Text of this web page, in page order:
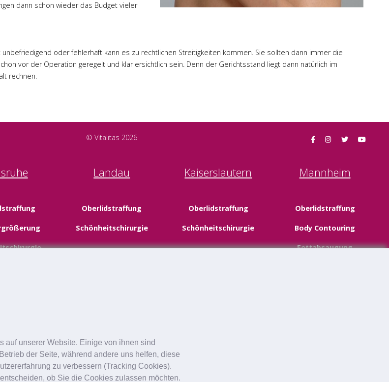
auf unserer Website. Einige von ihnen sind
der Seite, während andere uns helfen, diese
zu verbessern (Tracking Cookies).
ob Sie die Cookies zulassen möchten.
dann schon wieder das Budget vieler
oder fehlerhaft kann es zu rechtlichen Streitigkeiten kommen. Sie sollten dann immer die
vor der Operation geregelt und klar ersichtlich sein. Denn der Gerichtsstand liegt dann natürlich im
rechnen.
© Vitalitas 2026
Landau
Oberlidstraffung
Schönheitschirurgie
Kaiserslautern
Oberlidstraffung
Schönheitschirurgie
Mannheim
Oberlidstraffung
Body Contouring
Fettabsaugung